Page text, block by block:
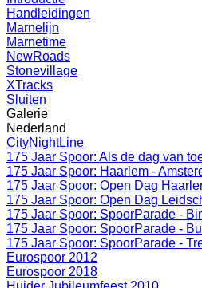
Handleidingen
Marnelijn
Marnetime
NewRoads
Stonevillage
XTracks
Sluiten
Galerie
Nederland
CityNightLine
175 Jaar Spoor: Als de dag van
175 Jaar Spoor: Haarlem -
175 Jaar Spoor: Open Dag
175 Jaar Spoor: Open Dag
175 Jaar Spoor: SpoorParade -
175 Jaar Spoor: SpoorParade -
175 Jaar Spoor: SpoorParade -
Eurospoor 2012
Eurospoor 2018